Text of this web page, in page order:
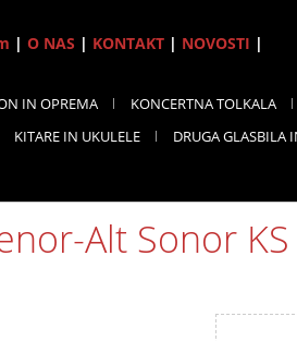
| O NAS | KONTAKT| NOVOSTI |
IN OPREMA KONCERTNA TOLKALA
KITARE IN UKULELE DRUGA GLASBILA
Alt Sonor KS